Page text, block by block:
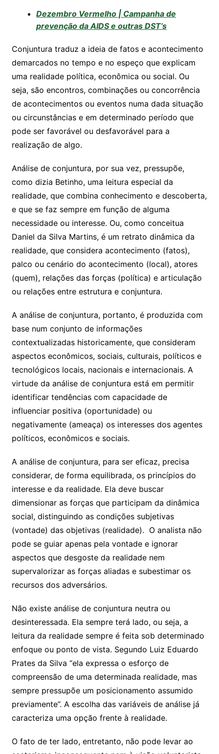
Dezembro Vermelho | Campanha de
prevenção da AIDS e outras DST’s
Conjuntura traduz a ideia de fatos e acontecimento
demarcados no tempo e no espeço que explicam
uma realidade política, econômica ou social. Ou
seja, são encontros, combinações ou concorrência
de acontecimentos ou eventos numa dada situação
ou circunstâncias e em determinado período que
pode ser favorável ou desfavorável para a
realização de algo.
Análise de conjuntura, por sua vez, pressupõe,
como dizia Betinho, uma leitura especial da
realidade, que combina conhecimento e descoberta,
e que se faz sempre em função de alguma
necessidade ou interesse. Ou, como conceitua
Daniel da Silva Martins, é um retrato dinâmica da
realidade, que considera acontecimento (fatos),
palco ou cenário do acontecimento (local), atores
(quem), relações das forças (política) e articulação
ou relações entre estrutura e conjuntura.
A análise de conjuntura, portanto, é produzida com
base num conjunto de informações
contextualizadas historicamente, que consideram
aspectos econômicos, sociais, culturais, políticos e
tecnológicos locais, nacionais e internacionais. A
virtude da análise de conjuntura está em permitir
identificar tendências com capacidade de
influenciar positiva (oportunidade) ou
negativamente (ameaça) os interesses dos agentes
políticos, econômicos e sociais.
A análise de conjuntura, para ser eficaz, precisa
considerar, de forma equilibrada, os princípios do
interesse e da realidade. Ela deve buscar
dimensionar as forças que participam da dinâmica
social, distinguindo as condições subjetivas
(vontade) das objetivas (realidade). O analista não
pode se guiar apenas pela vontade e ignorar
aspectos que desgoste da realidade nem
supervalorizar as forças aliadas e subestimar os
recursos dos adversários.
Não existe análise de conjuntura neutra ou
desinteressada. Ela sempre terá lado, ou seja, a
leitura da realidade sempre é feita sob determinado
enfoque ou ponto de vista. Segundo Luiz Eduardo
Prates da Silva “ela expressa o esforço de
compreensão de uma determinada realidade, mas
sempre pressupõe um posicionamento assumido
previamente”. A escolha das variáveis de análise já
caracteriza uma opção frente à realidade.
O fato de ter lado, entretanto, não pode levar ao